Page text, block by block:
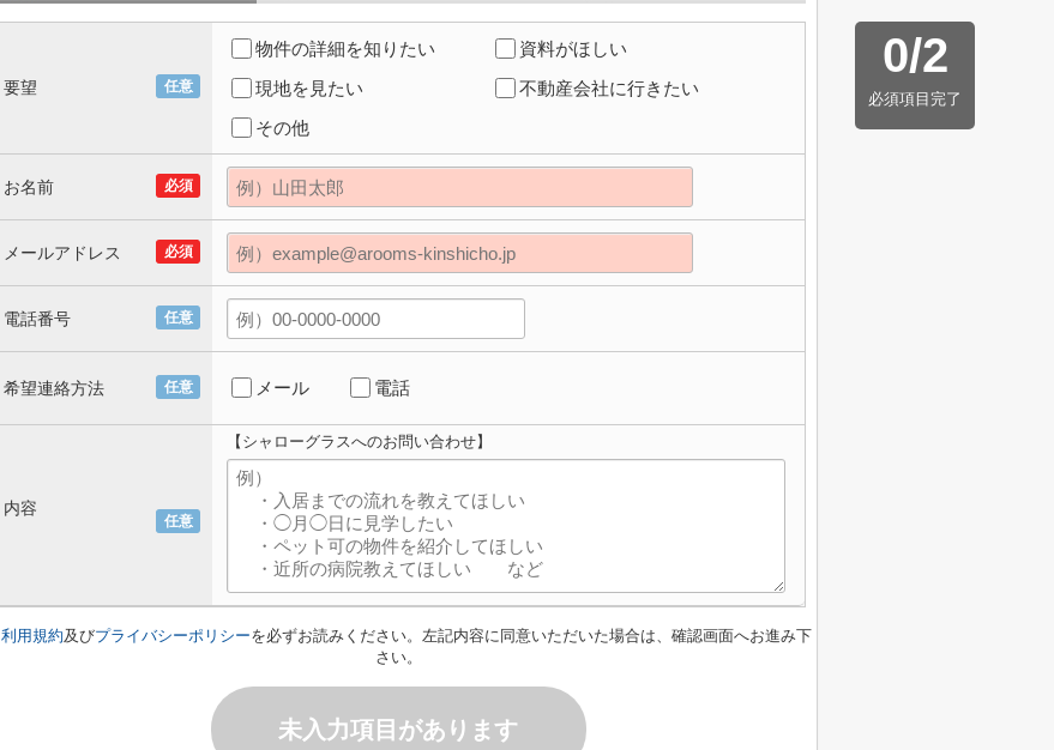
0/2
必須項目完了
任意
要望
物件の詳細を知りたい
資料がほしい
現地を見たい
不動産会社に行きたい
その他
必須
お名前
必須
メールアドレス
任意
電話番号
任意
希望連絡方法 メール 電話
任意
内容
【シャローグラスへのお問い合わせ】
利用規約及びプライバシーポリシーを必ずお読みください。左記内容に同意いただいた場合は、確認画面へお進み下
さい。
未入力項目があります